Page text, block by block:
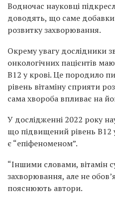
Водночас науковці
доводять, що саме
розвитку захворювання.
Окрему увагу дослідники
онкологічних пацієнтів
B12 у крові. Це породило
рівень вітаміну сприяти
сама хвороба впливає на
У дослідженні 2022 року
що підвищений рівень B12
є “епіфеноменом”.
“Іншими словами, вітамін
захворювання, але не
пояснюють автори.